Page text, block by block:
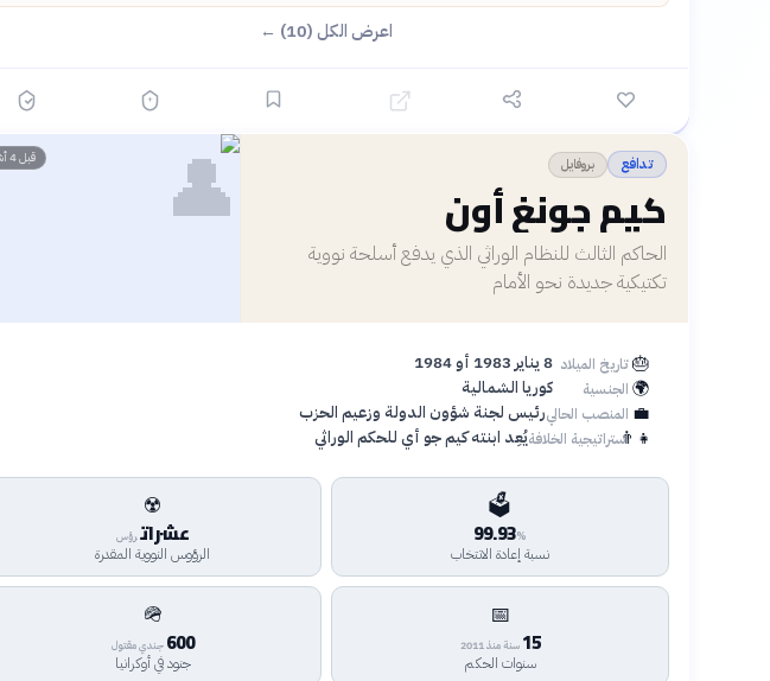
اعرض الكل (10) ←
تدافع بروفايل
كيم جونغ أون
الحاكم الثالث للنظام الوراثي الذي يدفع أسلحة نووية
تكتيكية جديدة نحو الأمام
قبل 4 أشهر 👤
🎂تاريخ الميلاد 8 يناير 1983 أو 1984
🌍 الجنسية كوريا الشمالية
💼 المنصب الحاليرئيس لجنة شؤون الدولة وزعيم الحزب
👨‍👧استراتيجية الخلافةيُعِد ابنته كيم جو أي للحكم الوراثي
🗳️
99.93%
نسبة إعادة الانتخاب
☢️
عشراترؤس
الرؤوس النووية المقدرة
📅
15 سنة منذ 2011
سنوات الحكم
🪖
600 جندي مقتول
جنود في أوكرانيا